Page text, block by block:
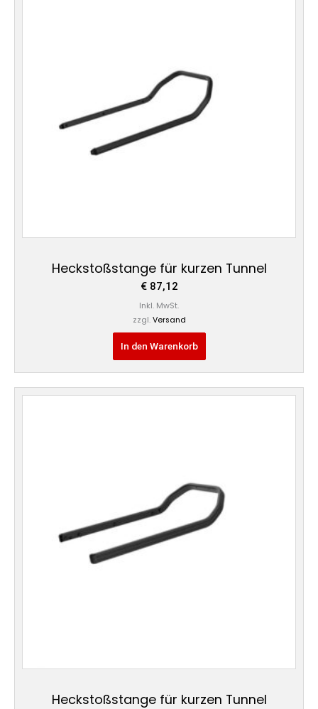
Heckstoßstange für kurzen Tunnel
€87,12
Inkl. MwSt.
zzgl. Versand
In den Warenkorb
Heckstoßstange für kurzen Tunnel